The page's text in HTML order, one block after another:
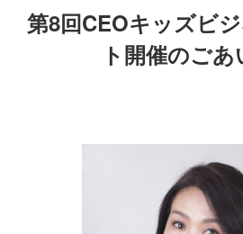
第8回CEOキッズビ
ト開催のご